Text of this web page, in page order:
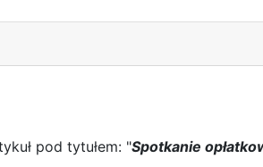
pod tytułem: "Spotkanie